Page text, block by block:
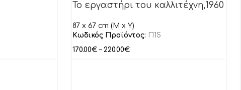
Το εργαστήρι του καλλιτέχνη,1960
87 x 67 cm (M x Y)
Κωδικός Προϊόντος:
Π15
170.00€ – 220.00€